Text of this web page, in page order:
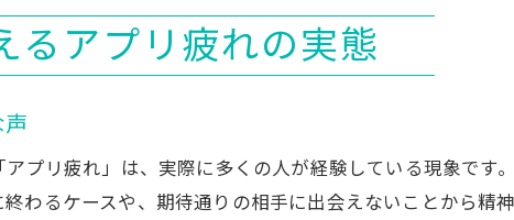
婚活のストレスを減らす相談所活用術とは
30代独身が結婚相談所を選ぶメリットとは
アプリ疲れ後の相談所活用術を30代視点で紹介
るアプリ疲れの実態
プリ疲れ」は、実際に多くの人が経験している現象です
わるケースや、期待通りの相手に出会えないことから精